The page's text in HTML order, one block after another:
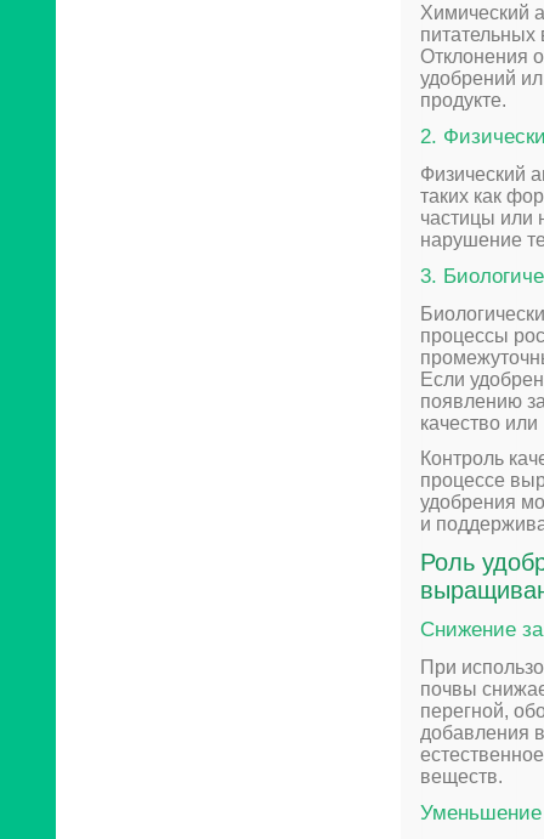
Химический
питательных
Отклонения
удобрений
продукте.
2.
Физический
таких как
частицы или
нарушение
3.
процессы
Если
появлению
качество
Контроль
процессе
удобрения
и
Роль
Снижение
При
почвы
перегной,
добавления
веществ.
Уменьшение